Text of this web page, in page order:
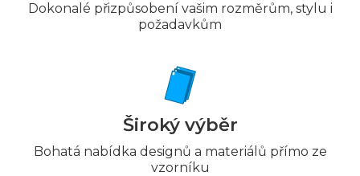
Dokonalé přizpůsobení vašim rozměrům, stylu i
požadavkům
Široký výběr
Bohatá nabídka designů a materiálů přímo ze
vzorníku